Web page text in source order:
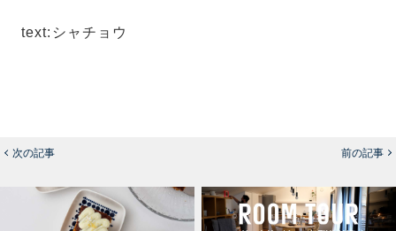
text:シャチョウ
次の記事 前の記事